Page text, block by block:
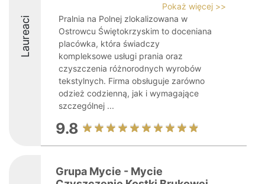
Laureaci
Pokaż więcej >>
Pralnia na Polnej zlokalizowana w
Ostrowcu Świętokrzyskim to doceniana
placówka, która świadczy
kompleksowe usługi prania oraz
czyszczenia różnorodnych wyrobów
tekstylnych. Firma obsługuje zarówno
odzież codzienną, jak i wymagające
szczególnej ...
9.8
Grupa Mycie - Mycie